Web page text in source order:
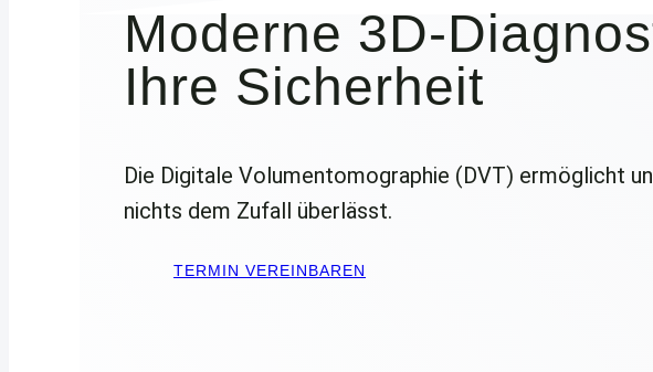
Moderne 3D-
Ihre Sicherheit
Die Digitale Volumentomographie (DVT) ermöglicht
nichts dem Zufall überlässt.
TERMIN VEREINBAREN